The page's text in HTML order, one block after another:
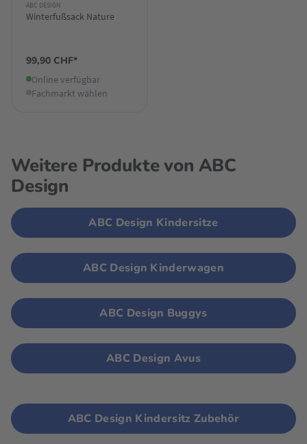
ABC DESIGN
Winterfußsack Nature
99,90 CHF*
Online verfügbar
Fachmarkt wählen
Weitere Produkte von ABC
Design
ABC Design Kindersitze
ABC Design Kinderwagen
ABC Design Buggys
ABC Design Avus
ABC Design Kindersitz Zubehör